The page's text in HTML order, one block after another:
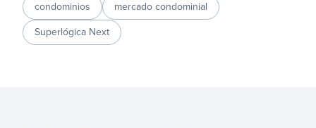
condominios mercado condominial
Superlógica Next